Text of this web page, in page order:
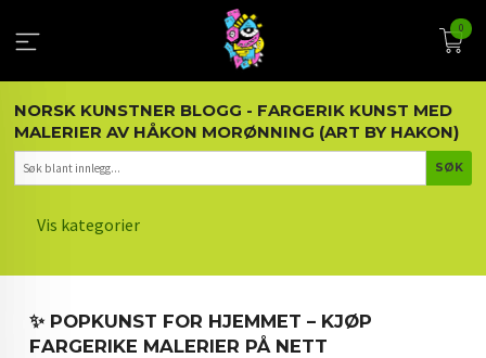
innholdet
0
NORSK KUNSTNER BLOGG - FARGERIK KUNST MED
MALERIER AV HÅKON MORØNNING (ART BY HAKON)
Vis kategorier
KUNST OG KUNSTNEREN
✨ POPKUNST FOR HJEMMET – KJØP
FARGERIKE MALERIER PÅ NETT